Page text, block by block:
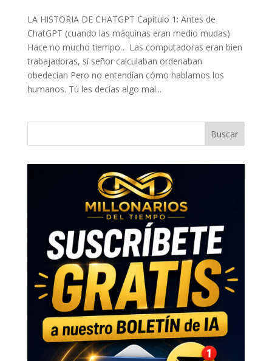
LA HISTORIA DE CHATGPT Capítulo 1: Antes de
ChatGPT (cuando las máquinas eran medio mudas)
Hace no mucho tiempo… Las computadoras eran bien
trabajadoras, sí señor calculaban ordenaban
obedecían Pero no entendían cómo hablamos los
humanos. Tú les decías algo mal...
Buscar